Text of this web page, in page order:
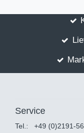
Service
Tel.: +49 (0)2191-